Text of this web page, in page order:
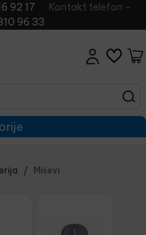
92 17
Kontakt telefon -
96 33
Miševi